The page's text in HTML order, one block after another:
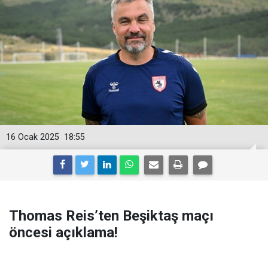
18:55
16 Ocak 2025
Thomas Reis’ten Beşiktaş maçı
öncesi açıklama!